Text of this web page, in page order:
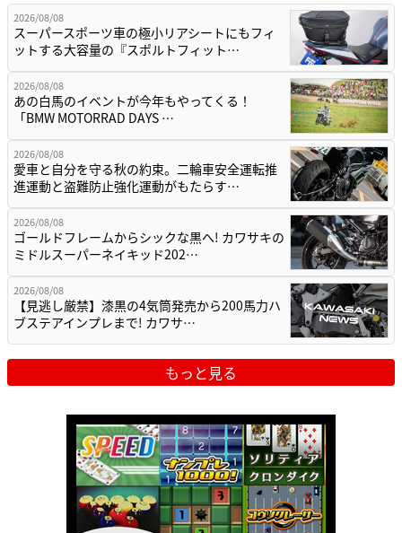
2026/08/08
スーパースポーツ車の極小リアシートにもフィ
ットする大容量の『スポルトフィット…
2026/08/08
あの白馬のイベントが今年もやってくる！
「BMW MOTORRAD DAYS …
2026/08/08
愛車と自分を守る秋の約束。二輪車安全運転推
進運動と盗難防止強化運動がもたらす…
2026/08/08
ゴールドフレームからシックな黒へ! カワサキの
ミドルスーパーネイキッド202…
2026/08/08
【見逃し厳禁】漆黒の4気筒発売から200馬力ハ
ブステアインプレまで! カワサ…
もっと見る